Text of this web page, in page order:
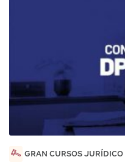
GRAN CURSOS JURÍDICO